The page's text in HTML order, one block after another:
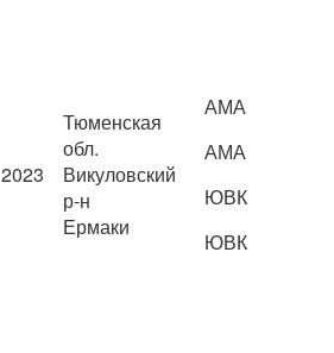
2023
Тюменская
обл.
Викуловский
р-н
Ермаки
АМА
АМА
ЮВК
ЮВК